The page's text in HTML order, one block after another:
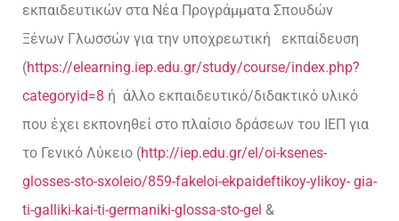
εκπαιδευτικών στα Νέα Προγράμματα Σπουδών
Ξένων Γλωσσών για την υποχρεωτική εκπαίδευση
(https://elearning.iep.edu.gr/study/course/index.php?
categoryid=8 ή άλλο εκπαιδευτικό/διδακτικό υλικό
που έχει εκπονηθεί στο πλαίσιο δράσεων του ΙΕΠ για
το Γενικό Λύκειο (http://iep.edu.gr/el/oi-ksenes-
glosses-sto-sxoleio/859-fakeloi-ekpaideftikoy-ylikoy- gia-
ti-galliki-kai-ti-germaniki-glossa-sto-gel &